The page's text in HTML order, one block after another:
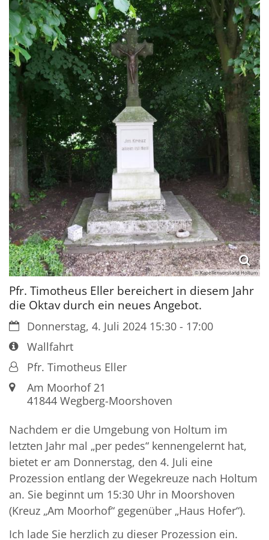
© Kapellenvorstand Holtum
Pfr. Timotheus Eller bereichert in diesem Jahr
die Oktav durch ein neues Angebot.
Datum:Donnerstag, 4. Juli 2024 15:30 - 17:00
Art bzw. Nummer:
Wallfahrt
Von:Pfr. Timotheus Eller
Ort:Am Moorhof 21
41844 Wegberg-Moorshoven
Nachdem er die Umgebung von Holtum im
letzten Jahr mal „per pedes“ kennengelernt hat,
bietet er am Donnerstag, den 4. Juli eine
Prozession entlang der Wegekreuze nach Holtum
an. Sie beginnt um 15:30 Uhr in Moorshoven
(Kreuz „Am Moorhof“ gegenüber „Haus Hofer“).
Ich lade Sie herzlich zu dieser Prozession ein.